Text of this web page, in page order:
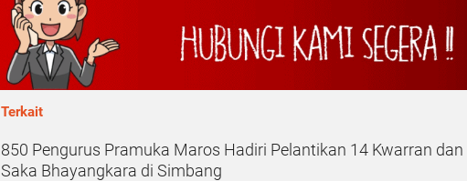
Terkait
850 Pengurus Pramuka Maros Hadiri Pelantikan 14 Kwarran dan
Saka Bhayangkara di Simbang